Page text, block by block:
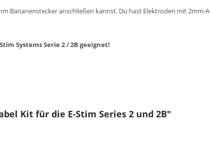
Bananenstecker anschließen kannst. Du hast Elektroden mit 2mm-
Systems Serie 2 / 2B geeignet!
Kit für die E-Stim Series 2 und 2B"